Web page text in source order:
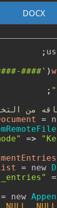
(
####'
من
=
=>
= new
= new